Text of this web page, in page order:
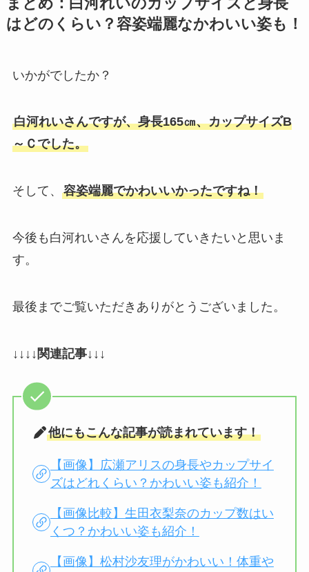
はどのくらい？容姿端麗なかわいい姿も！
いかがでしたか？
白河れいさんですが、身長165㎝、カップサイズB
～Ｃでした。
そして、 容姿端麗でかわいいかったですね！
今後も白河れいさんを応援していきたいと思いま
す。
最後までご覧いただきありがとうございました。
↓↓↓↓関連記事↓↓↓
他にもこんな記事が読まれています！
【画像】広瀬アリスの身長やカップサイ
ズはどれくらい？かわいい姿も紹介！
【画像比較】生田衣梨奈のカップ数はい
くつ？かわいい姿も紹介！
【画像】松村沙友理がかわいい！体重や